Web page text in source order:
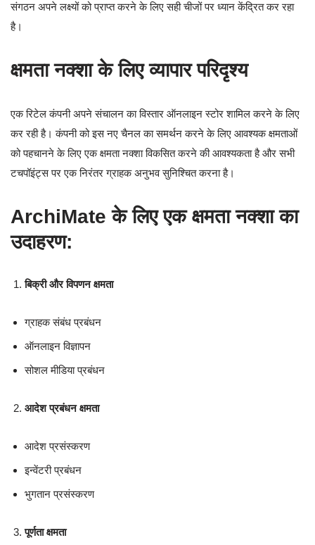
संगठन अपने लक्ष्यों को प्राप्त करने के लिए सही चीजों पर ध्यान केंद्रित कर रहा
है।
क्षमता नक्शा के लिए व्यापार परिदृश्य
एक रिटेल कंपनी अपने संचालन का विस्तार ऑनलाइन स्टोर शामिल करने के लिए
कर रही है। कंपनी को इस नए चैनल का समर्थन करने के लिए आवश्यक क्षमताओं
को पहचानने के लिए एक क्षमता नक्शा विकसित करने की आवश्यकता है और सभी
टचपॉइंट्स पर एक निरंतर ग्राहक अनुभव सुनिश्चित करना है।
ArchiMate के लिए एक क्षमता नक्शा का
उदाहरण:
बिक्री और विपणन क्षमता
ग्राहक संबंध प्रबंधन
ऑनलाइन विज्ञापन
सोशल मीडिया प्रबंधन
आदेश प्रबंधन क्षमता
आदेश प्रसंस्करण
इन्वेंटरी प्रबंधन
भुगतान प्रसंस्करण
पूर्णता क्षमता